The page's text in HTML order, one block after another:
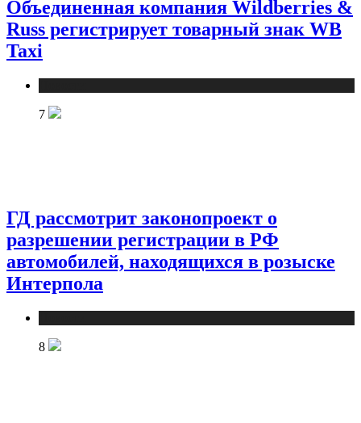
Объединенная компания Wildberries &
Russ регистрирует товарный знак WB
Taxi
7
ГД рассмотрит законопроект о
разрешении регистрации в РФ
автомобилей, находящихся в розыске
Интерпола
8